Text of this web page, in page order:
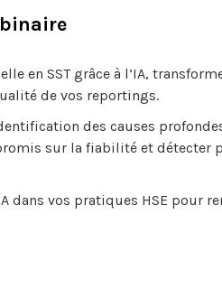
en SST grâce à l’IA,
de vos reportings.
des causes
sur la fiabilité et détecter
vos pratiques HSE pour